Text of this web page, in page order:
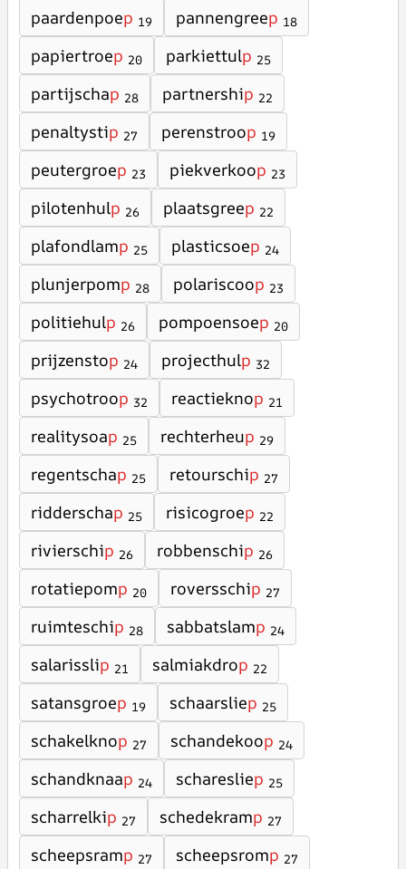
paardenpoep 19 pannengreep 18
papiertroep 20 parkiettulp 25
partijschap 28 partnership 22
penaltystip 27 perenstroop 19
peutergroep 23 piekverkoop 23
pilotenhulp 26 plaatsgreep 22
plafondlamp 25 plasticsoep 24
plunjerpomp 28 polariscoop 23
politiehulp 26 pompoensoep 20
prijzenstop 24 projecthulp 32
psychotroop 32 reactieknop 21
realitysoap 25 rechterheup 29
regentschap 25 retourschip 27
ridderschap 25 risicogroep 22
rivierschip 26 robbenschip 26
rotatiepomp 20 roversschip 27
ruimteschip 28 sabbatslamp 24
salarisslip 21 salmiakdrop 22
satansgroep 19 schaarsliep 25
schakelknop 27 schandekoop 24
schandknaap 24 scharesliep 25
scharrelkip 27 schedekramp 27
scheepsramp 27 scheepsromp 27